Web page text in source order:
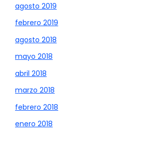
agosto 2019
febrero 2019
agosto 2018
mayo 2018
abril 2018
marzo 2018
febrero 2018
enero 2018